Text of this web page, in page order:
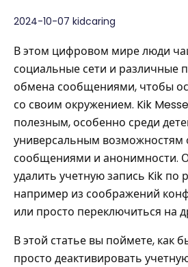
2024-10-07 kidcaring
В этом цифровом мире люди
социальные сети и различные
обмена сообщениями, чтобы
со своим окружением. Kik
полезным, особенно среди
универсальным возможностям
сообщениями и анонимности.
удалить учетную запись Kik
например из соображений
или просто переключиться на
В этой статье вы поймете, как
просто деактивировать